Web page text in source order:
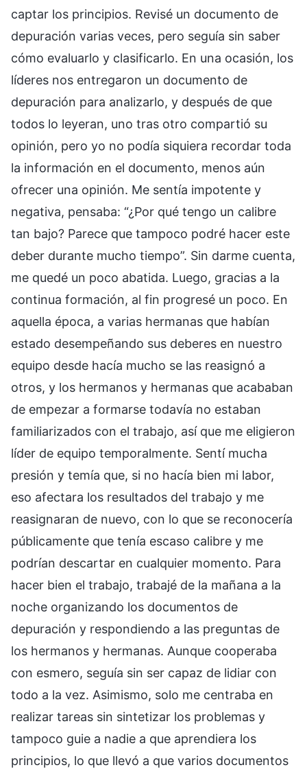
captar los principios. Revisé un documento de
depuración varias veces, pero seguía sin saber
cómo evaluarlo y clasificarlo. En una ocasión, los
líderes nos entregaron un documento de
depuración para analizarlo, y después de que
todos lo leyeran, uno tras otro compartió su
opinión, pero yo no podía siquiera recordar toda
la información en el documento, menos aún
ofrecer una opinión. Me sentía impotente y
negativa, pensaba: “¿Por qué tengo un calibre
tan bajo? Parece que tampoco podré hacer este
deber durante mucho tiempo”. Sin darme cuenta,
me quedé un poco abatida. Luego, gracias a la
continua formación, al fin progresé un poco. En
aquella época, a varias hermanas que habían
estado desempeñando sus deberes en nuestro
equipo desde hacía mucho se las reasignó a
otros, y los hermanos y hermanas que acababan
de empezar a formarse todavía no estaban
familiarizados con el trabajo, así que me eligieron
líder de equipo temporalmente. Sentí mucha
presión y temía que, si no hacía bien mi labor,
eso afectara los resultados del trabajo y me
reasignaran de nuevo, con lo que se reconocería
públicamente que tenía escaso calibre y me
podrían descartar en cualquier momento. Para
hacer bien el trabajo, trabajé de la mañana a la
noche organizando los documentos de
depuración y respondiendo a las preguntas de
los hermanos y hermanas. Aunque cooperaba
con esmero, seguía sin ser capaz de lidiar con
todo a la vez. Asimismo, solo me centraba en
realizar tareas sin sintetizar los problemas y
tampoco guie a nadie a que aprendiera los
principios, lo que llevó a que varios documentos